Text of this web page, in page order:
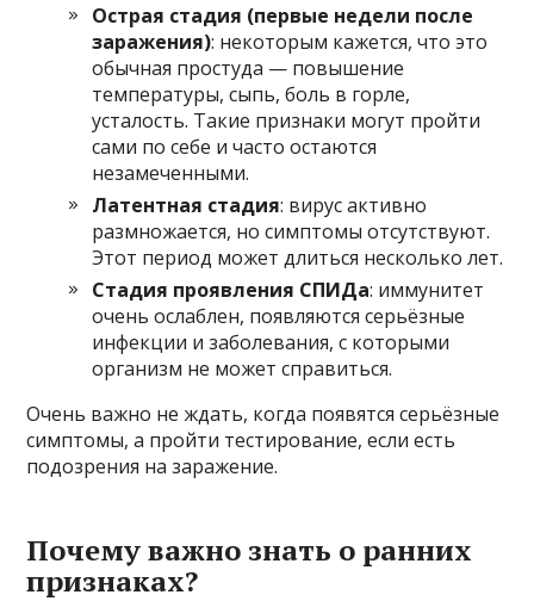
Острая стадия (первые недели после
заражения): некоторым кажется, что это
обычная простуда — повышение
температуры, сыпь, боль в горле,
усталость. Такие признаки могут пройти
сами по себе и часто остаются
незамеченными.
Латентная стадия: вирус активно
размножается, но симптомы отсутствуют.
Этот период может длиться несколько лет.
Стадия проявления СПИДа: иммунитет
очень ослаблен, появляются серьёзные
инфекции и заболевания, с которыми
организм не может справиться.
Очень важно не ждать, когда появятся серьёзные
симптомы, а пройти тестирование, если есть
подозрения на заражение.
Почему важно знать о ранних
признаках?